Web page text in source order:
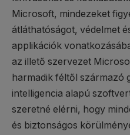
Microsoft, mindezeket
átláthatóságot, védelmet
applikációk
az illető szervezet
harmadik féltől származó
intelligencia alapú
szeretné elérni, hogy
és biztonságos